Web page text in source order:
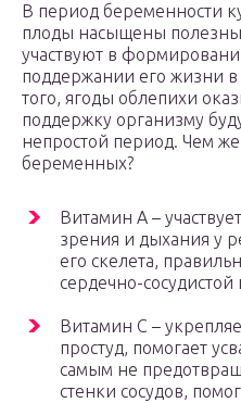
В период беременности
плоды насыщены
участвуют в
поддержании его жизни
того, ягоды облепихи
поддержку организму
непростой период. Чем
беременных?
Витамин А –
зрения и дыхания у
его скелета,
сердечно-
Витамин С –
простуд, помогает
самым не
стенки сосудов,